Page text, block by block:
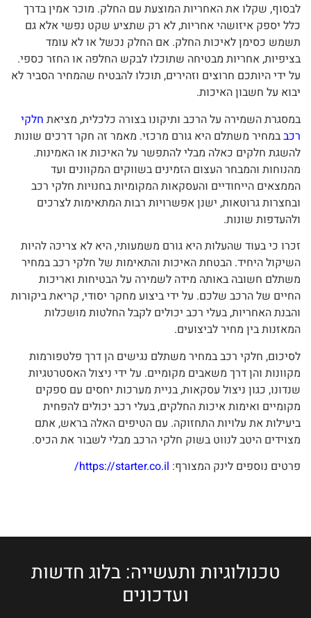
לבסוף, שקלו את האחריות המוצעת עם החלק. מוכר אמין בדרך
כלל יספק איזושהי אחריות, לא רק שתציע שקט נפשי אלא גם
תשמש כסימן לאיכות החלק. אם החלק נכשל או לא עומד
בציפיות, אחריות מבטיחה שתוכלו לבקש החלפה או החזר כספי.
על ידי היותכם חרוצים וזהירים, תוכלו להבטיח שהמחיר הסביר לא
יבוא על חשבון האיכות.
במסגרת השמירה על הרכב ותיקונו בצורה כלכלית, מציאת חלקי
רכבבמחיר משתלם היא גורם מרכזי. מאמר זה חקר דרכים שונות
להשגת חלקים כאלה מבלי להתפשר על האיכות או האמינות.
מהנוחות והמבחר העצום הזמינים בשווקים המקוונים ועד
הממצאים הייחודיים והעסקאות המקומיות בחנויות חלקי רכב
ובחצרות גרוטאות, ישנן אפשרויות רבות המתאימות לצרכים
ולהעדפות שונות.
זכרו כי בעוד שהעלות היא גורם משמעותי, היא לא צריכה להיות
השיקול היחיד. הבטחת האיכות והתאימות של חלקי רכב במחיר
משתלם חשובה באותה מידה לשמירה על הבטיחות ואריכות
החיים של הרכב שלכם. על ידי ביצוע מחקר יסודי, קריאת ביקורות
והבנת האחריות, בעלי רכב יכולים לקבל החלטות מושכלות
המאזנות בין מחיר לביצועים.
לסיכום, חלקי רכב במחיר משתלם נגישים הן דרך פלטפורמות
מקוונות והן דרך משאבים מקומיים. על ידי ניצול האסטרטגיות
שנדונו, כגון ניצול עסקאות, בניית מערכות יחסים עם ספקים
מקומיים ואימות איכות החלקים, בעלי רכב יכולים להפחית
ביעילות את עלויות התחזוקה. עם הטיפים האלה בראש, אתם
מצוידים היטב לנווט בשוק חלקי הרכב מבלי לשבור את הכיס.
פרטים נוספים לינק המצורף: https://starter.co.il/
טכנולוגיות ותעשייה: בלוג חדשות
ועדכונים